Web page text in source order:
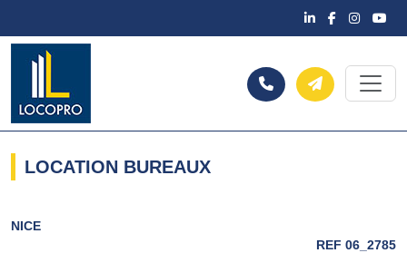
LOCATION BUREAUX
NICE
REF 06_2785